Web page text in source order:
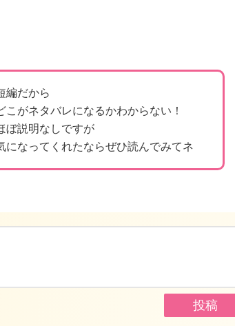
編だから
こがネタバレになるかわからない！
ぼ説明なしですが
になってくれたならぜひ読んでみてネ